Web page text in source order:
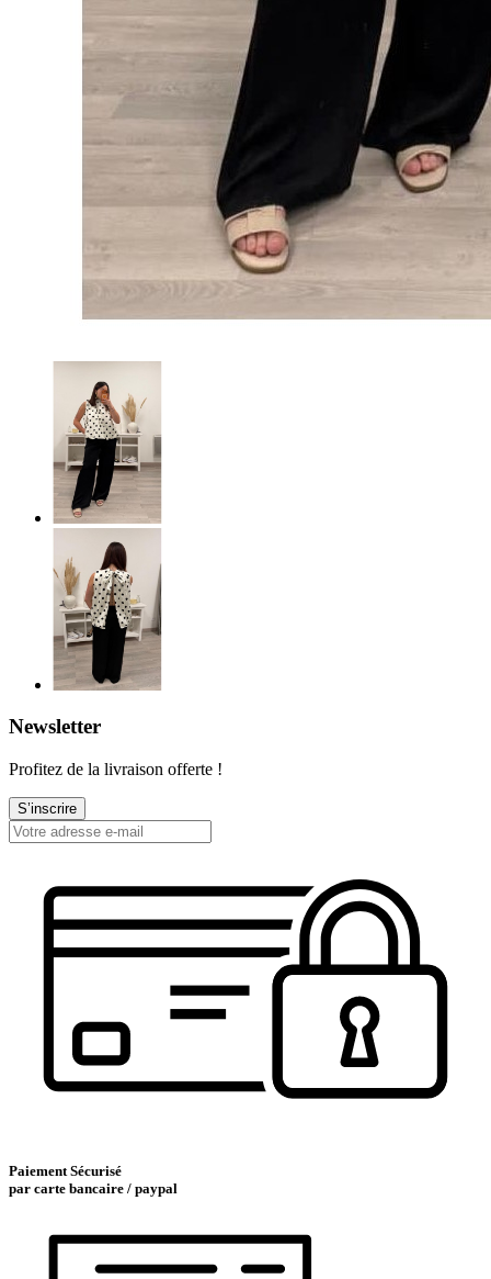
Newsletter
Profitez de la livraison offerte !
S’inscrire
Paiement Sécurisé
par carte bancaire / paypal